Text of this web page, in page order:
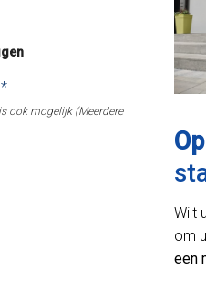
ook mogelijk (Meerdere
Wilt
om
een